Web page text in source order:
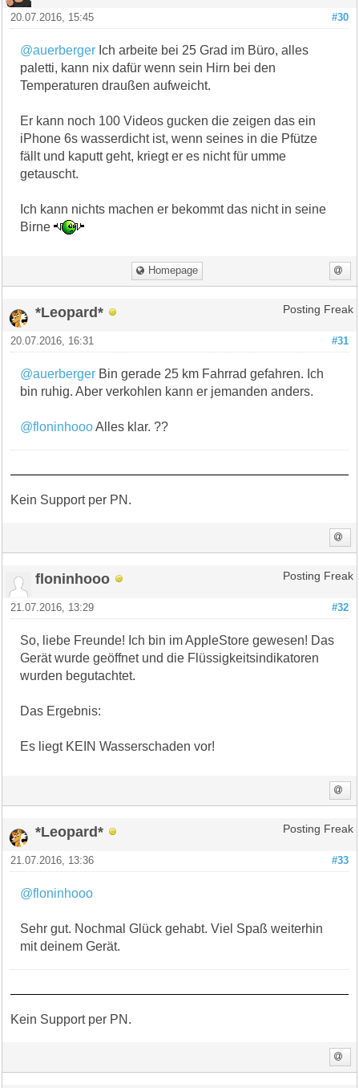
#30
20.07.2016, 15:45
@auerberger Ich arbeite bei 25 Grad im Büro, alles
paletti, kann nix dafür wenn sein Hirn bei den
Temperaturen draußen aufweicht.
Er kann noch 100 Videos gucken die zeigen das ein
iPhone 6s wasserdicht ist, wenn seines in die Pfütze
fällt und kaputt geht, kriegt er es nicht für umme
getauscht.
Ich kann nichts machen er bekommt das nicht in seine
Birne
Homepage
*Leopard* Posting Freak
#31
20.07.2016, 16:31
@auerberger Bin gerade 25 km Fahrrad gefahren. Ich
bin ruhig. Aber verkohlen kann er jemanden anders.
@floninhoooAlles klar. ??
Kein Support per PN.
floninhooo Posting Freak
#32
21.07.2016, 13:29
So, liebe Freunde! Ich bin im AppleStore gewesen! Das
Gerät wurde geöffnet und die Flüssigkeitsindikatoren
wurden begutachtet.
Das Ergebnis:
Es liegt KEIN Wasserschaden vor!
*Leopard* Posting Freak
#33
21.07.2016, 13:36
@floninhooo
Sehr gut. Nochmal Glück gehabt. Viel Spaß weiterhin
mit deinem Gerät.
Kein Support per PN.